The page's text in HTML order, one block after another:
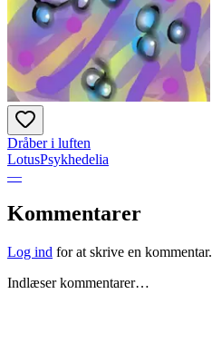
Dråber i luften
LotusPsykhedelia
—
Kommentarer
Log ind for at skrive en kommentar.
Indlæser kommentarer…